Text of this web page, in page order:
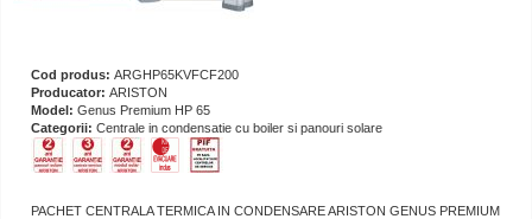
Cod produs: ARGHP65KVFCF200
Producator: ARISTON
Model: Genus Premium HP 65
Categorii: Centrale in condensatie cu boiler si panouri solare
PACHET CENTRALA TERMICA IN CONDENSARE ARISTON GENUS PREMIUM